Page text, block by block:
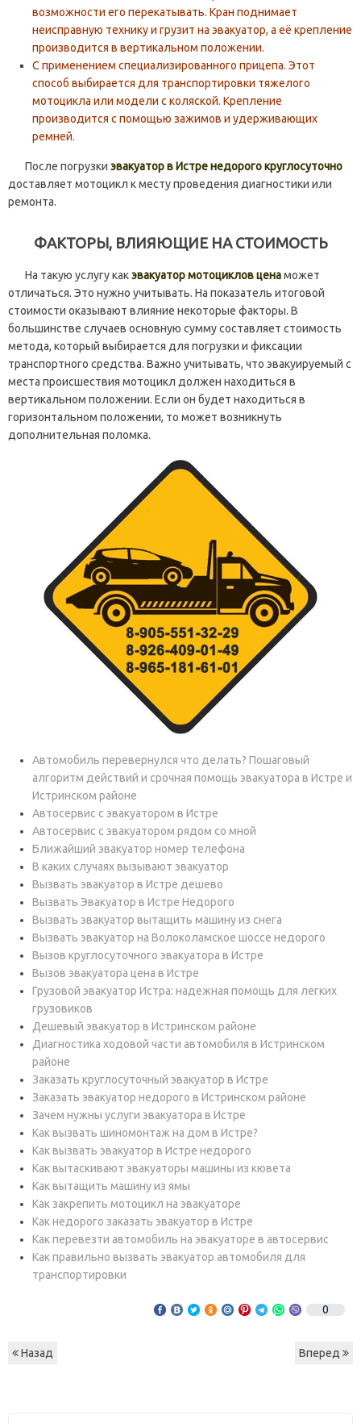
возможности его перекатывать. Кран поднимает
неисправную технику и грузит на эвакуатор, а её крепление
производится в вертикальном положении.
С применением специализированного прицепа. Этот
способ выбирается для транспортировки тяжелого
мотоцикла или модели с коляской. Крепление
производится с помощью зажимов и удерживающих
ремней.
После погрузки эвакуатор в Истре недорого круглосуточно
доставляет мотоцикл к месту проведения диагностики или
ремонта.
ФАКТОРЫ, ВЛИЯЮЩИЕ НА СТОИМОСТЬ
На такую услугу какэвакуатор мотоциклов ценаможет
отличаться. Это нужно учитывать. На показатель итоговой
стоимости оказывают влияние некоторые факторы. В
большинстве случаев основную сумму составляет стоимость
метода, который выбирается для погрузки и фиксации
транспортного средства. Важно учитывать, что эвакуируемый с
места происшествия мотоцикл должен находиться в
вертикальном положении. Если он будет находиться в
горизонтальном положении, то может возникнуть
дополнительная поломка.
Автомобиль перевернулся что делать? Пошаговый
алгоритм действий и срочная помощь эвакуатора в Истре и
Истринском районе
Автосервис с эвакуатором в Истре
Автосервис с эвакуатором рядом со мной
Ближайший эвакуатор номер телефона
В каких случаях вызывают эвакуатор
Вызвать эвакуатор в Истре дешево
Вызвать Эвакуатор в Истре Недорого
Вызвать эвакуатор вытащить машину из снега
Вызвать эвакуатор на Волоколамское шоссе недорого
Вызов круглосуточного эвакуатора в Истре
Вызов эвакуатора цена в Истре
Грузовой эвакуатор Истра: надежная помощь для легких
грузовиков
Дешевый эвакуатор в Истринском районе
Диагностика ходовой части автомобиля в Истринском
районе
Заказать круглосуточный эвакуатор в Истре
Заказать эвакуатор недорого в Истринском районе
Зачем нужны услуги эвакуатора в Истре
Как вызвать шиномонтаж на дом в Истре?
Как вызвать эвакуатор в Истре недорого
Как вытаскивают эвакуаторы машины из кювета
Как вытащить машину из ямы
Как закрепить мотоцикл на эвакуаторе
Как недорого заказать эвакуатор в Истре
Как перевезти автомобиль на эвакуаторе в автосервис
Как правильно вызвать эвакуатор автомобиля для
транспортировки
0
Назад Вперед